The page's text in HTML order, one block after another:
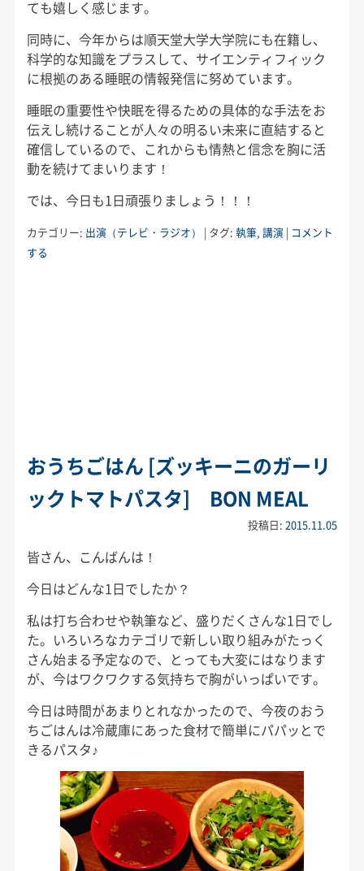
ても嬉しく感じます。
同時に、今年からは順天堂大学大学院にも在籍し、
科学的な知識をプラスして、サイエンティフィック
に根拠のある睡眠の情報発信に努めています。
睡眠の重要性や快眠を得るための具体的な手法をお
伝えし続けることが人々の明るい未来に直結すると
確信しているので、これからも情熱と信念を胸に活
動を続けてまいります！
では、今日も1日頑張りましょう！！！
カテゴリー: 出演（テレビ・ラジオ） | タグ: 執筆 講演 | コメント
する
おうちごはん [ズッキーニのガーリ
ックトマトパスタ] BON MEAL
投稿日:2015.11.05
皆さん、こんばんは！
今日はどんな1日でしたか？
私は打ち合わせや執筆など、盛りだくさんな1日でし
た。いろいろなカテゴリで新しい取り組みがたっく
さん始まる予定なので、とっても大変にはなります
が、今はワクワクする気持ちで胸がいっぱいです。
今日は時間があまりとれなかったので、今夜のおう
ちごはんは冷蔵庫にあった食材で簡単にパパッとで
きるパスタ♪